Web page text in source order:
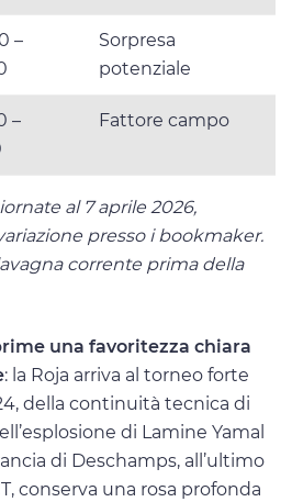
–
Sorpresa
potenziale
–
Fattore campo
al 7 aprile 2026,
presso i bookmaker.
corrente prima della
una favoritezza chiara
: la Roja arriva al torneo forte
della continuità tecnica di
di Lamine Yamal
di Deschamps, all’ultimo
conserva una rosa profonda